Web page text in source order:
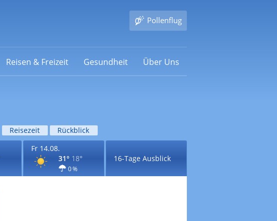
Pollenflug
Reisen & Freizeit Gesundheit Über Uns
Reisezeit
Rückblick
Fr 14.08.
31° 18°
0 %
16-Tage Ausblick